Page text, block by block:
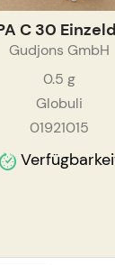
C 30
Gudjons GmbH
0.5 g
Globuli
01921015